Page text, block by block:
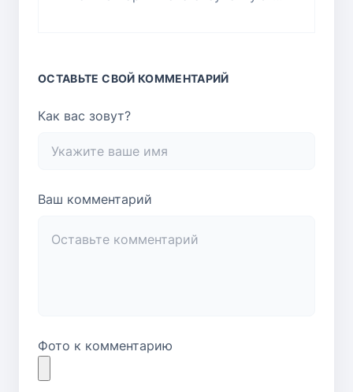
ОСТАВЬТЕ СВОЙ КОММЕНТАРИЙ
Как вас зовут?
Ваш комментарий
Фото к комментарию